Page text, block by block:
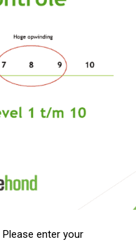
enter your